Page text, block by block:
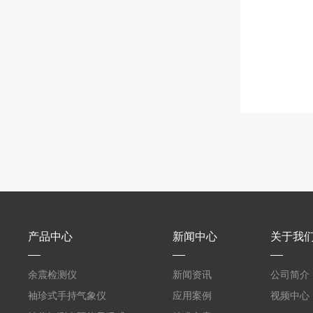
产品中心
余震检测仪
袖珍式手持气象仪
新闻中心
新闻资讯
应用案例
关于我
公司简介
视频中心